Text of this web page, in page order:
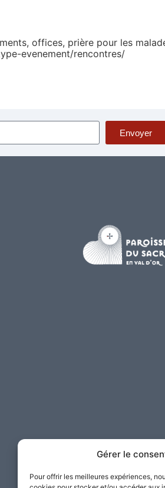
Gérer le
Pour offrir les meilleures expériences,
offices, prière pour les
evenement/rencontres/
Envoyer